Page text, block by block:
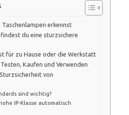
erkennst
du eine sturzsichere
für zu Hause oder die Werkstatt
Testen, Kaufen und Verwenden
von
sind wichtig?
IP‑Klasse automatisch